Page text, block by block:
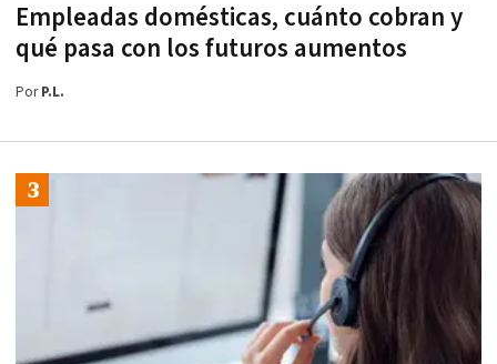
Empleadas domésticas, cuánto cobran y
qué pasa con los futuros aumentos
PorP.L.